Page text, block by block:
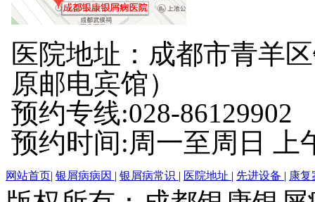
医院地址：成都市青羊
原邮电宾馆）
预约专线:028-86129902
预约时间:周一至周日 上
网站首页| 银屑病病因 | 银屑病常识 | 医院地址 | 先进设备 | 康